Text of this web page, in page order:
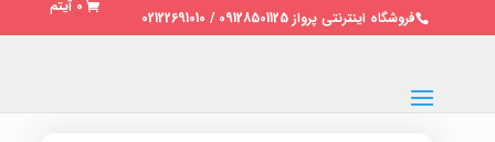
فروشگاه اینترنتی پرواز 09128501125 / 02122691010
0 آیتم